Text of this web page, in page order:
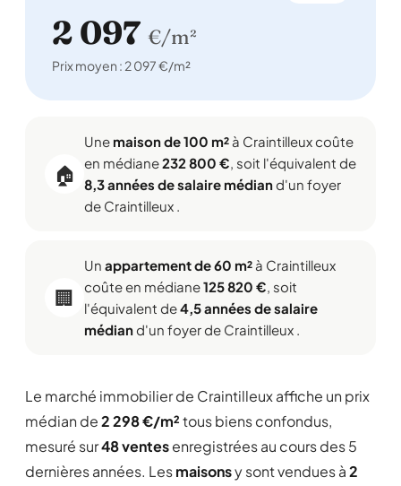
2 097 €/m²
Prix moyen : 2 097 €/m²
🏠
Une maison de 100 m² à Craintilleux coûte
en médiane232 800 €, soit l'équivalent de
8,3 années de salaire médiand'un foyer
de Craintilleux .
🏢
Un appartement de 60 m² à Craintilleux
coûte en médiane125 820 €, soit
l'équivalent de4,5 années de salaire
médiand'un foyer de Craintilleux .
Le marché immobilier de Craintilleux affiche un prix
médian de2 298 €/m²tous biens confondus,
mesuré sur48 ventesenregistrées au cours des 5
dernières années. Lesmaisonsy sont vendues à2